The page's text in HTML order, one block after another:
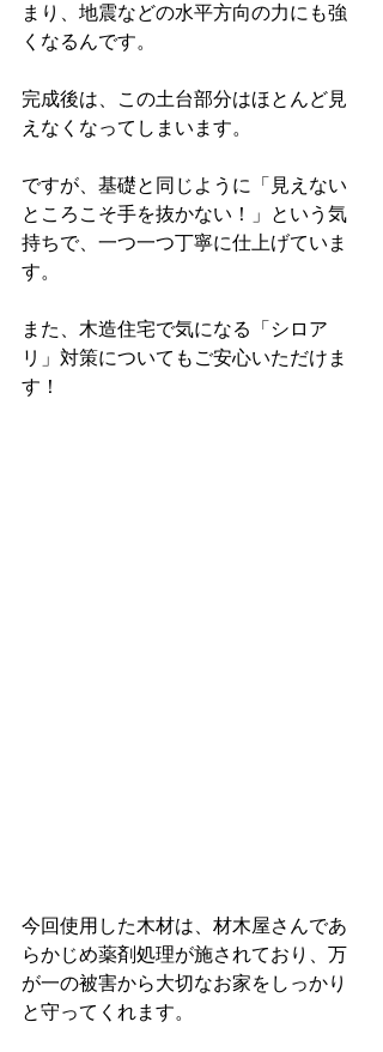
まり、地震などの水平方向の力にも強
くなるんです。
完成後は、この土台部分はほとんど見
えなくなってしまいます。
ですが、基礎と同じように「見えない
ところこそ手を抜かない！」という気
持ちで、一つ一つ丁寧に仕上げていま
す。
また、木造住宅で気になる「シロア
リ」対策についてもご安心いただけま
す！
今回使用した木材は、材木屋さんであ
らかじめ薬剤処理が施されており、万
が一の被害から大切なお家をしっかり
と守ってくれます。